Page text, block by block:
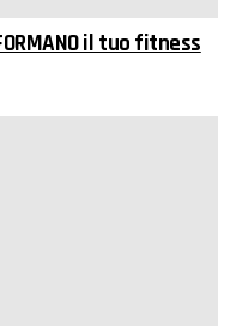
il tuo fitness